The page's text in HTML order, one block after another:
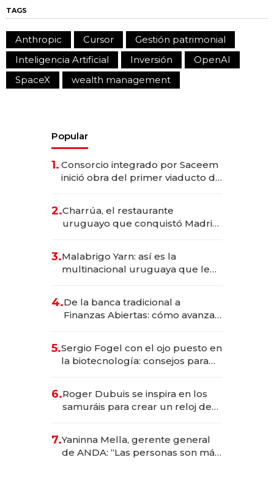
TAGS
Anthropic Cursor
Gestión patrimonial
Inteligencia Artificial
Inversión
OpenAI
SpaceX
wealth management
Popular
1. Consorcio integrado por Saceem
inició obra del primer viaducto de
millones
2.Charrúa, el restaurante
uruguayo que conquistó Madrid:
anticipación y prepara apertura
3.Malabrigo Yarn: así es la
multinacional uruguaya que le
4.De la banca tradicional a
Finanzas Abiertas: cómo avanza
5.Sergio Fogel con el ojo puesto en
la biotecnología: consejos para
6.Roger Dubuis se inspira en los
samuráis para crear un reloj de
7.Yaninna Mella, gerente general
de ANDA: “Las personas son más